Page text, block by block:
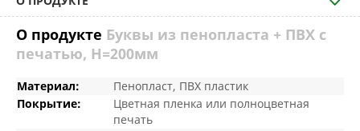
О продукте Буквы из пенопласта + ПВХ с
печатью, H=200мм
Материал:
Пенопласт, ПВХ пластик
Покрытие:
Цветная пленка или полноцветная
печать